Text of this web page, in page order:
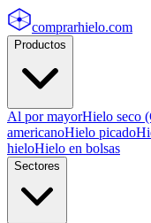
comprarhielo.com
Productos
Al por mayorHielo seco
americanoHielo picado
hieloHielo en bolsas
Sectores